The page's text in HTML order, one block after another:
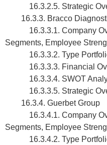
16.3.2.5. Strategic
16.3.3. Bracco
16.3.3.1. Company
Segments, Employee
16.3.3.2. Type
16.3.3.3. Financial
16.3.3.4. SWOT
16.3.3.5. Strategic
16.3.4. Guerbet Group
16.3.4.1. Company
Segments, Employee
16.3.4.2. Type